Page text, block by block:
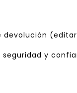
devolución
y